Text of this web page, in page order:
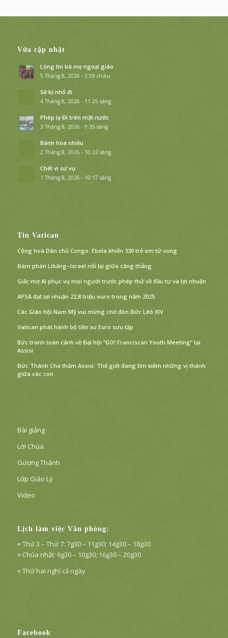
Vừa cập nhật
Lòng tin bà mẹ ngoại giáo
5 Tháng 8, 2026 - 3:59 chiều
Sẽ bị nhổ đi
4 Tháng 8, 2026 - 11:25 sáng
Phép lạ Đi trên mặt nước
3 Tháng 8, 2026 - 9:35 sáng
Bánh hóa nhiều
2 Tháng 8, 2026 - 10:22 sáng
Chết vì sứ vụ
1 Tháng 8, 2026 - 10:17 sáng
Tin Vatican
Cộng hoà Dân chủ Congo: Ebola khiến 330 trẻ em tử vong
Đàm phán Libăng–Israel nối lại giữa căng thẳng
Giấc mơ AI phục vụ mọi người trước phép thử về đầu tư và lợi nhuận
APSA đạt lợi nhuận 22,8 triệu euro trong năm 2025
Các Giáo hội Nam Mỹ vui mừng chờ đón Đức Lêô XIV
Vatican phát hành bộ tiền xu Euro sưu tập
Bức tranh toàn cảnh về Đại hội “GO! Franciscan Youth Meeting” tại
Assisi
Đức Thánh Cha thăm Assisi: Thế giới đang tìm kiếm những vị thánh
giữa các con
Bài giảng
Lời Chúa
Gương Thánh
Lớp Giáo Lý
Video
Lịch làm việc Văn phòng:
+ Thứ 3 – Thứ 7: 7g30 – 11g30; 14g30 – 18g30
+ Chúa nhật: 6g30 – 10g30; 16g30 – 20g30
+ Thứ hai nghỉ cả ngày
Facebook